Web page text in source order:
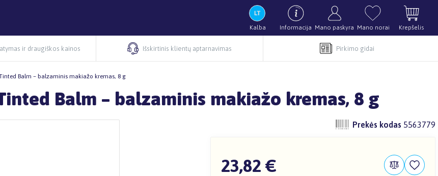
Kalba Informacija Mano paskyra Mano norai Krepšelis
ir draugiškos kainos Išskirtinis klientų aptarnavimas Pirkimo gidai
Balm – balzaminis makiažo kremas, 8 g
Balm – balzaminis makiažo kremas, 8 g
Prekės kodas 5563779
23,82 €